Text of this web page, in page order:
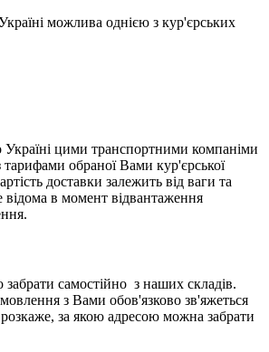
можлива однією з кур'єрських
Україні цими транспортними компаніми
тарифами обраної Вами кур'єрської
доставки залежить від ваги та
відома в момент відвантаження
самостійно з наших складів.
з Вами обов'язково зв'яжеться
за якою адресою можна забрати